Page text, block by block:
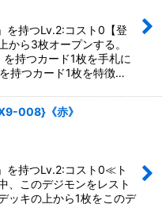
を持つLv.2:コスト0【登
から3枚オープンする。
持つカード1枚を手札に
持つカード1枚を特徴…
008}《赤》
を持つLv.2:コスト0≪ト
、このデジモンをレスト
ッキの上から1枚をこのデ